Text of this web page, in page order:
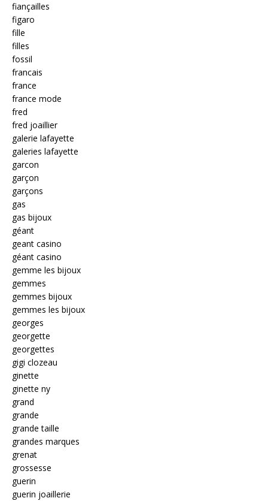
fiançailles
figaro
fille
filles
fossil
francais
france
france mode
fred
fred joaillier
galerie lafayette
galeries lafayette
garcon
garçon
garçons
gas
gas bijoux
géant
geant casino
géant casino
gemme les bijoux
gemmes
gemmes bijoux
gemmes les bijoux
georges
georgette
georgettes
gigi clozeau
ginette
ginette ny
grand
grande
grande taille
grandes marques
grenat
grossesse
guerin
guerin joaillerie